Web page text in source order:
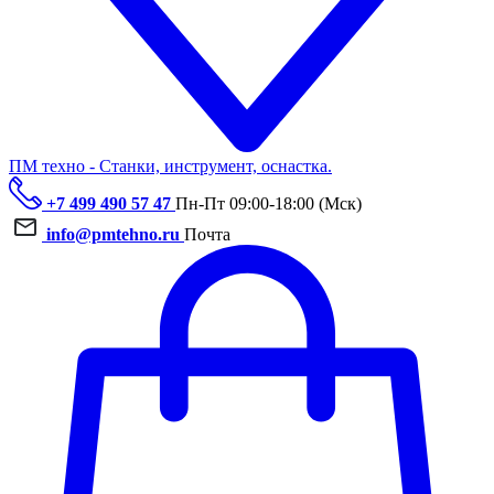
ПМ техно - Станки, инструмент, оснастка.
+7 499 490 57 47 Пн-Пт 09:00-18:00 (Мск)
info@pmtehno.ru Почта